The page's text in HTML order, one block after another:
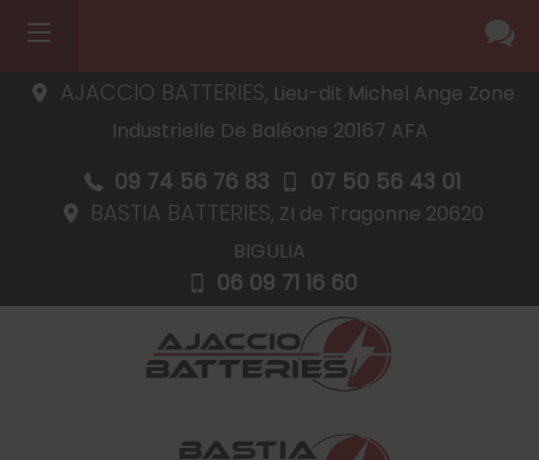
AJACCIO BATTERIES, Lieu-dit Michel Ange Zone
Industrielle De Baléone 20167 AFA
09 74 56 76 83 07 50 56 43 01
BASTIA BATTERIES, ZI de Tragonne 20620
BIGULIA
06 09 71 16 60